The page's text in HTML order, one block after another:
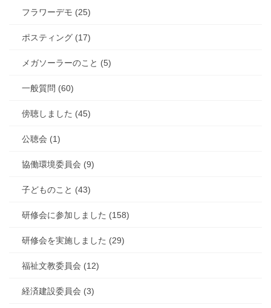
フラワーデモ (25)
ポスティング (17)
メガソーラーのこと (5)
一般質問 (60)
傍聴しました (45)
公聴会 (1)
協働環境委員会 (9)
子どものこと (43)
研修会に参加しました (158)
研修会を実施しました (29)
福祉文教委員会 (12)
経済建設委員会 (3)